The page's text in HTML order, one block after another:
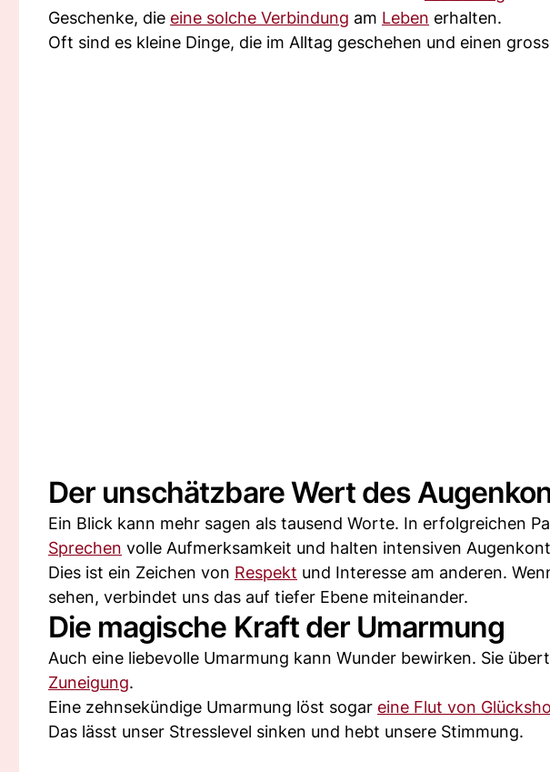
Geschenke, die eine solche Verbindung am Leben erhalten.
Oft sind es kleine Dinge, die im Alltag geschehen und einen
Der unschätzbare Wert des
Ein Blick kann mehr sagen als tausend Worte. In erfolgreichen
Sprechen volle Aufmerksamkeit und halten intensiven
Dies ist ein Zeichen von Respekt und Interesse am anderen.
sehen, verbindet uns das auf tiefer Ebene miteinander.
Die magische Kraft der Umarmung
Auch eine liebevolle Umarmung kann Wunder bewirken. Sie
Zuneigung.
Eine zehnsekündige Umarmung löst sogar eine Flut von
Das lässt unser Stresslevel sinken und hebt unsere Stimmung.